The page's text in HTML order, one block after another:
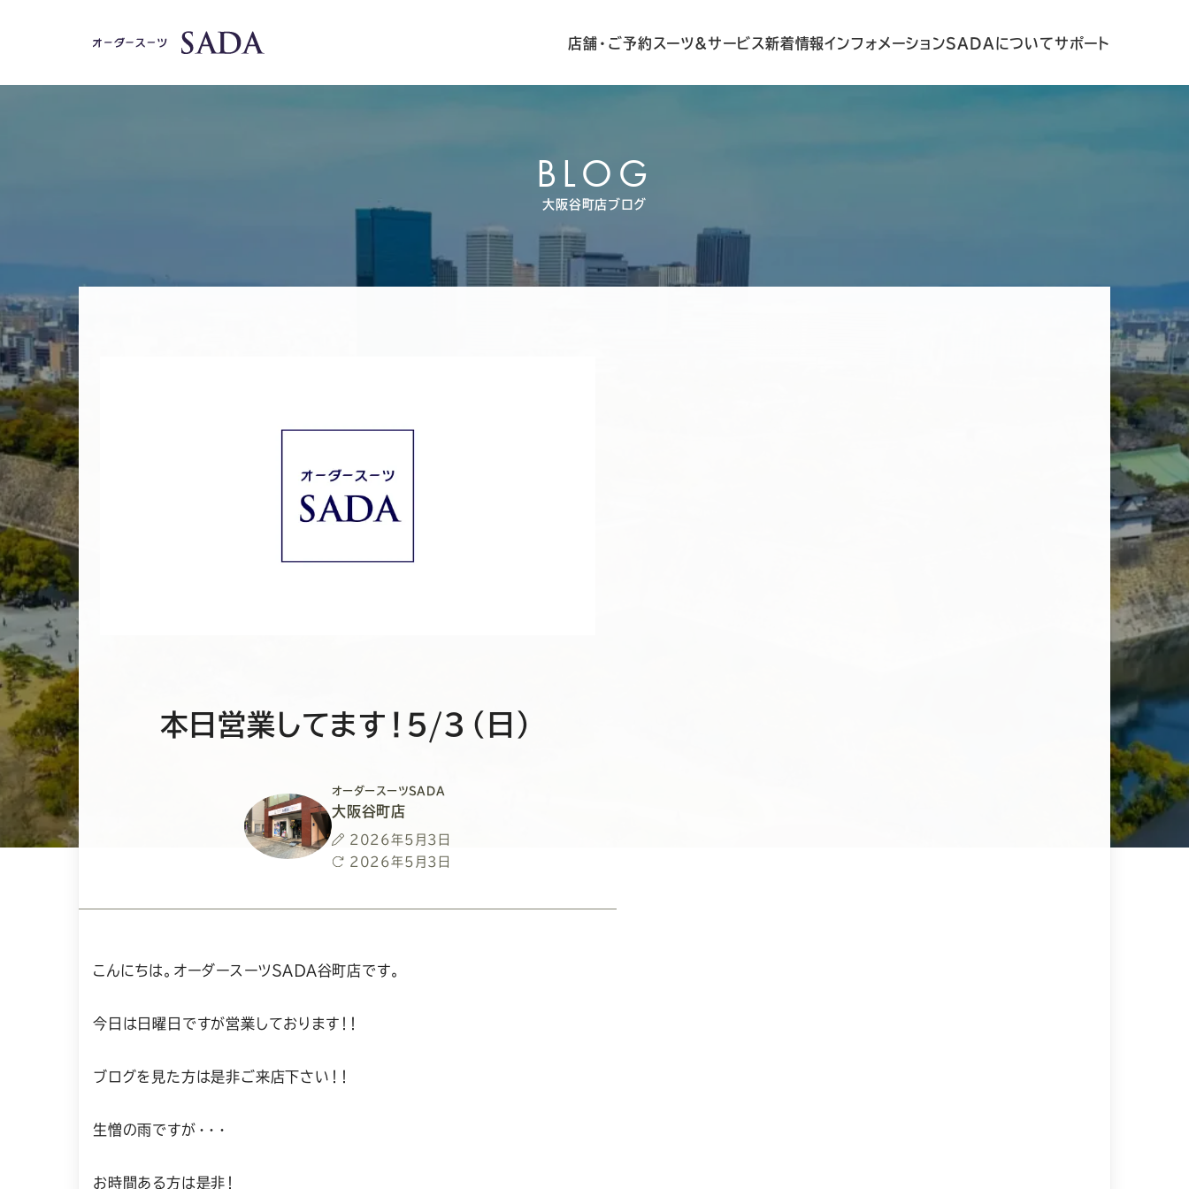
店舗・ご予約 スーツ&サービス新着情報インフォメーションSADAについてサポート
BLOG
大阪谷町店ブログ
本日営業してます！5/3（日）
オーダースーツSADA
大阪谷町店
投
稿
2026年5月3日
最
更
2026年5月3日
こんにちは。オーダースーツＳＡＤＡ谷町店です。
今日は日曜日ですが営業しております！！
ブログを見た方は是非ご来店下さい！！
生憎の雨ですが・・・
お時間ある方は是非！